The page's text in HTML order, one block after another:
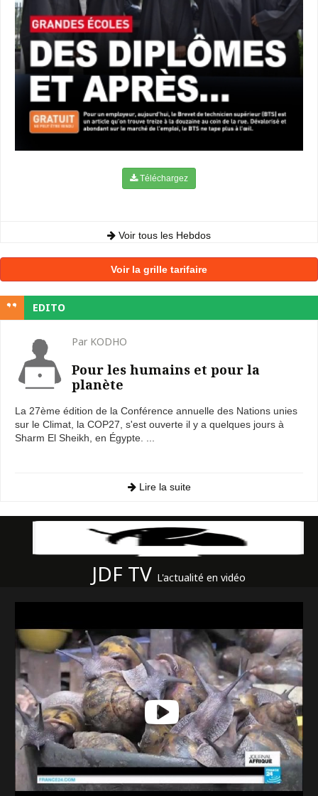
Téléchargez
Voir tous les Hebdos
Voir la grille tarifaire
EDITO
Par KODHO
Pour les humains et pour la
planète
La 27ème édition de la Conférence annuelle des Nations unies
sur le Climat, la COP27, s'est ouverte il y a quelques jours à
Sharm El Sheikh, en Égypte. ...
Lire la suite
JDF TV L'actualité en vidéo